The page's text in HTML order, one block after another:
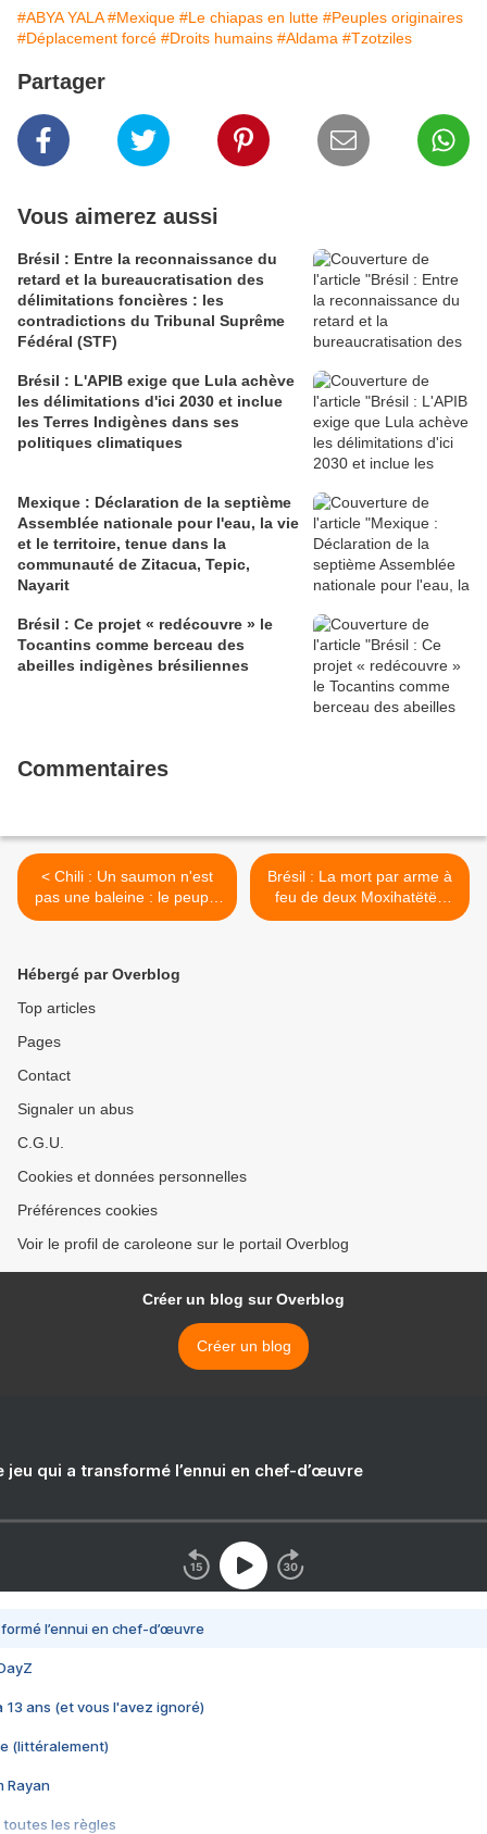
#ABYA YALA #Mexique #Le chiapas en lutte #Peuples originaires
#Déplacement forcé #Droits humains #Aldama #Tzotziles
Partager
Vous aimerez aussi
Brésil : Entre la reconnaissance du
retard et la bureaucratisation des
délimitations foncières : les
contradictions du Tribunal Suprême
Fédéral (STF)
Brésil : L'APIB exige que Lula achève
les délimitations d'ici 2030 et inclue
les Terres Indigènes dans ses
politiques climatiques
Mexique : Déclaration de la septième
Assemblée nationale pour l'eau, la vie
et le territoire, tenue dans la
communauté de Zitacua, Tepic,
Nayarit
Brésil : Ce projet « redécouvre » le
Tocantins comme berceau des
abeilles indigènes brésiliennes
Commentaires
< Chili : Un saumon n'est
pas une baleine : le peuple
Selknam poursuit l'industrie
ancestral
Brésil : La mort par arme à
feu de deux Moxihatëtëa
isolés met en garde contre
Hébergé par Overblog
Top articles
Pages
Contact
Signaler un abus
C.G.U.
Cookies et données personnelles
Préférences cookies
Voir le profil de caroleone sur le portail Overblog
Créer un blog sur Overblog
Créer un blog
jeu qui a transformé l’ennui en chef-d’œuvre
l’ennui en chef-d’œuvre
13 ans (et vous l'avez ignoré)
(littéralement)
Rayan
toutes les règles